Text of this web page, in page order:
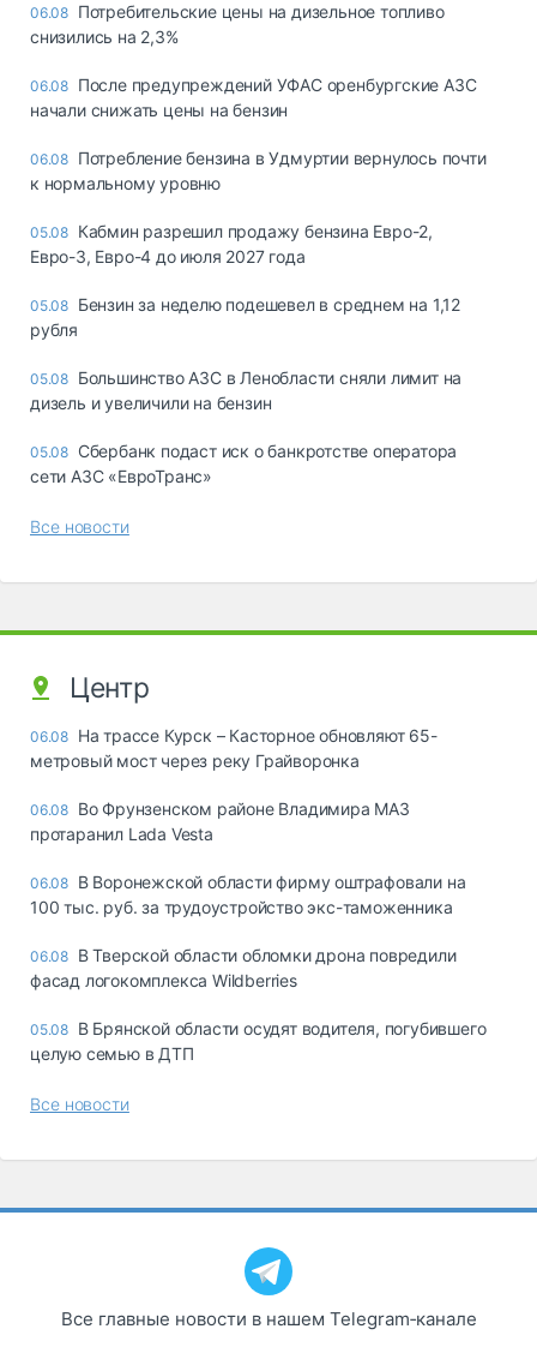
06.08 Потребительские цены на дизельное топливо
снизились на 2,3%
06.08 После предупреждений УФАС оренбургские АЗС
начали снижать цены на бензин
06.08 Потребление бензина в Удмуртии вернулось почти
к нормальному уровню
05.08 Кабмин разрешил продажу бензина Евро-2,
Евро-3, Евро-4 до июля 2027 года
05.08 Бензин за неделю подешевел в среднем на 1,12
рубля
05.08 Большинство АЗС в Ленобласти сняли лимит на
дизель и увеличили на бензин
05.08 Сбербанк подаст иск о банкротстве оператора
сети АЗС «ЕвроТранс»
Все новости
Центр
06.08 На трассе Курск – Касторное обновляют 65-
метровый мост через реку Грайворонка
06.08 Во Фрунзенском районе Владимира МАЗ
протаранил Lada Vesta
06.08 В Воронежской области фирму оштрафовали на
100 тыс. руб. за трудоустройство экс-таможенника
06.08 В Тверской области обломки дрона повредили
фасад логокомплекса Wildberries
05.08 В Брянской области осудят водителя, погубившего
целую семью в ДТП
Все новости
Все главные новости в нашем Telegram‑канале